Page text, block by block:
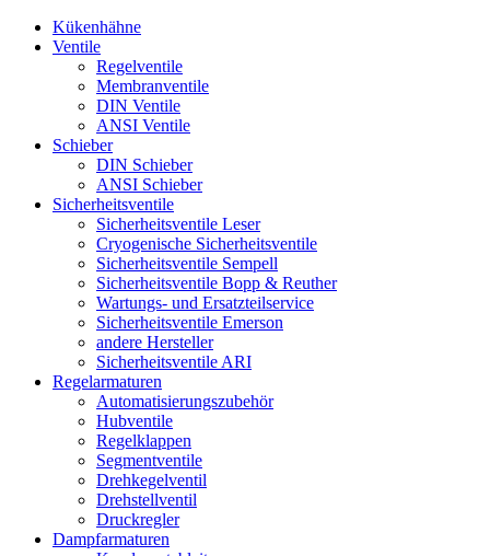
Kükenhähne
Ventile
Regelventile
Membranventile
DIN Ventile
ANSI Ventile
Schieber
DIN Schieber
ANSI Schieber
Sicherheitsventile
Sicherheitsventile Leser
Cryogenische Sicherheitsventile
Sicherheitsventile Sempell
Sicherheitsventile Bopp & Reuther
Wartungs- und Ersatzteilservice
Sicherheitsventile Emerson
andere Hersteller
Sicherheitsventile ARI
Regelarmaturen
Automatisierungszubehör
Hubventile
Regelklappen
Segmentventile
Drehkegelventil
Drehstellventil
Druckregler
Dampfarmaturen